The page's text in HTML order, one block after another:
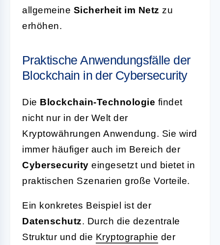
allgemeine Sicherheit im Netz zu
erhöhen.
Praktische Anwendungsfälle der
Blockchain in der Cybersecurity
Die Blockchain-Technologie findet
nicht nur in der Welt der
Kryptowährungen Anwendung. Sie wird
immer häufiger auch im Bereich der
Cybersecurity eingesetzt und bietet in
praktischen Szenarien große Vorteile.
Ein konkretes Beispiel ist der
Datenschutz. Durch die dezentrale
Struktur und die Kryptographie der